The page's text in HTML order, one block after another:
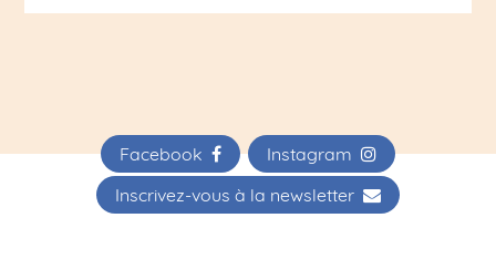
Facebook
Instagram
Inscrivez-vous à la newsletter